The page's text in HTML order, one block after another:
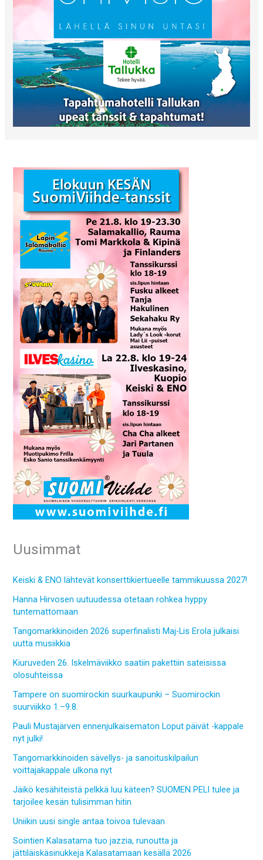
Uusimmat
Keiski & ENO lähtevät konserttikiertueelle tammikuussa 2027!
Hanna Hirvosen uutuudessa otetaan rohkea hyppy
tuntemattomaan
Tangomarkkinoiden 2026 superfinalisti Maj-Lis Erola julkaisi
uutta musiikkia
Kiuruveden 26. Iskelmäviikko saatiin pakettiin sateisissa
olosuhteissa
Tampere on suomirockin suurkaupunki – Suomirockin
suurviikko 1.–9.8.
Pauli Mustajärven ennenjulkaisematon Loput päivät -kappale
nyt julki!
Tangomarkkinoiden sävellys- ja sanoituskilpailun
voittajakappale ulkona nyt
Jäikö kesähiteistä pelkkä luu käteen? SUOMEN PELI tulee ja
tarjoilee kesän tulisimman hitin
Uniikin uusi single antaa toivoa tulevaan
Sointien Kalasatama tuo jazzia, runoutta ja
jättiläiskäsinukkeja Kalasatamaan kesällä 2026